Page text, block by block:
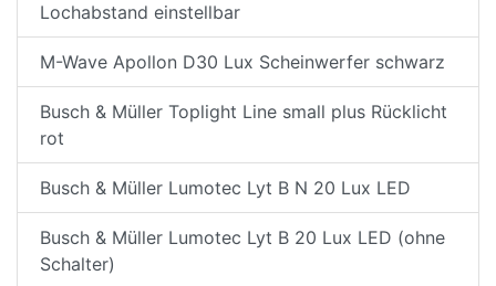
Lochabstand einstellbar
M-Wave Apollon D30 Lux Scheinwerfer schwarz
Busch & Müller Toplight Line small plus Rücklicht
rot
Busch & Müller Lumotec Lyt B N 20 Lux LED
Busch & Müller Lumotec Lyt B 20 Lux LED (ohne
Schalter)